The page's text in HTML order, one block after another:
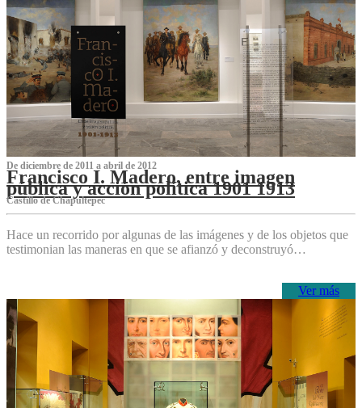
De diciembre de 2011 a abril de 2012
Francisco I. Madero, entre imagen
pública y acción política 1901 1913
Castillo de Chapultepec
Hace un recorrido por algunas de las imágenes y de los objetos que
testimonian las maneras en que se afianzó y deconstruyó…
Ver más